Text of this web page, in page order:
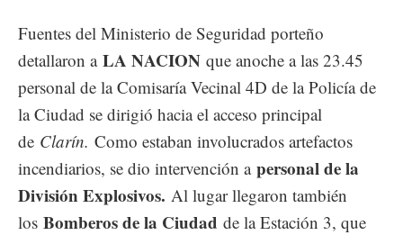
Fuentes del Ministerio de Seguridad porteño
detallaron a LA NACION que anoche a las 23.45
personal de la Comisaría Vecinal 4D de la Policía de
la Ciudad se dirigió hacia el acceso principal
de Clarín. Como estaban involucrados artefactos
incendiarios, se dio intervención apersonal de la
División Explosivos. Al lugar llegaron también
los Bomberos de la Ciudad de la Estación 3, que